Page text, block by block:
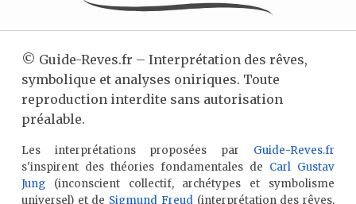
© Guide-Reves.fr – Interprétation des rêves,
symbolique et analyses oniriques. Toute
reproduction interdite sans autorisation
préalable.
Les interprétations proposées par Guide-Reves.fr
s'inspirent des théories fondamentales de Carl Gustav
Jung(inconscient collectif, archétypes et symbolisme
universel) et de Sigmund Freud(interprétation des rêves,